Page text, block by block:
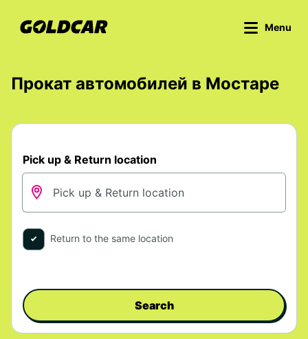
Menu
Прокат автомобилей в Мостаре
Pick up & Return location
Return to the same location
Search